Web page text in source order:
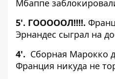
Мбаппе
5'. ГОООООЛ!!!!.
Эрнандес сыграл на
4'. Сборная Марокко
Франция никуда не